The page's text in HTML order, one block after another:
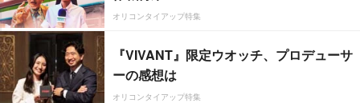
オリコンタイアップ特集
『VIVANT』限定ウオッチ、プロデューサ
ーの感想は
オリコンタイアップ特集